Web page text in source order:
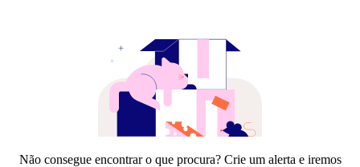
Não consegue encontrar o que procura? Crie um alerta e iremos